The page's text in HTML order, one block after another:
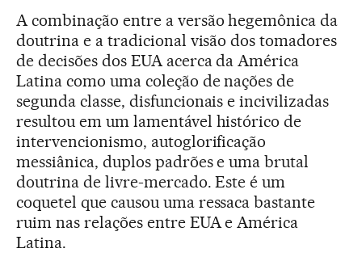
A combinação entre a versão hegemônica da
doutrina e a tradicional visão dos tomadores
de decisões dos EUA acerca da América
Latina como uma coleção de nações de
segunda classe, disfuncionais e incivilizadas
resultou em um lamentável histórico de
intervencionismo, autoglorificação
messiânica, duplos padrões e uma brutal
doutrina de livre-mercado. Este é um
coquetel que causou uma ressaca bastante
ruim nas relações entre EUA e América
Latina.